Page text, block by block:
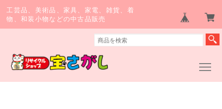
工芸品、美術品、家具、家電、雑貨、着
物、和装小物などの中古品販売